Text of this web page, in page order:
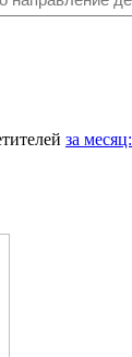
за месяц: